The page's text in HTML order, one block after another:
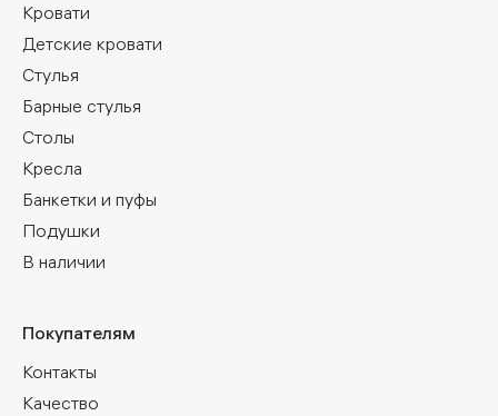
Кровати
Детские кровати
Стулья
Барные стулья
Столы
Кресла
Банкетки и пуфы
Подушки
В наличии
Покупателям
Контакты
Качество